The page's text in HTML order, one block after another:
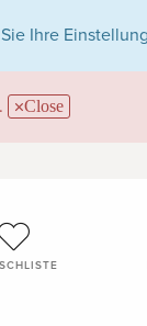
Ihre
Close